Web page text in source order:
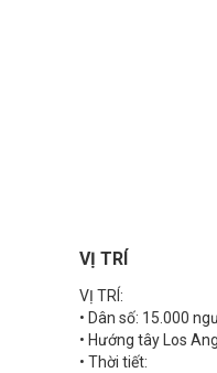
VỊ TRÍ
VỊ TRÍ:
• Dân số: 15.000
• Hướng tây Los
• Thời tiết: